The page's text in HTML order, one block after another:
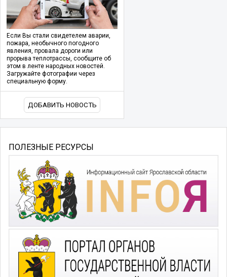
Если Вы стали свидетелем аварии,
пожара, необычного погодного
явления, провала дороги или
прорыва теплотрассы, сообщите об
этом в ленте народных новостей.
Загружайте фотографии через
специальную форму.
ДОБАВИТЬ НОВОСТЬ
ПОЛЕЗНЫЕ РЕСУРСЫ